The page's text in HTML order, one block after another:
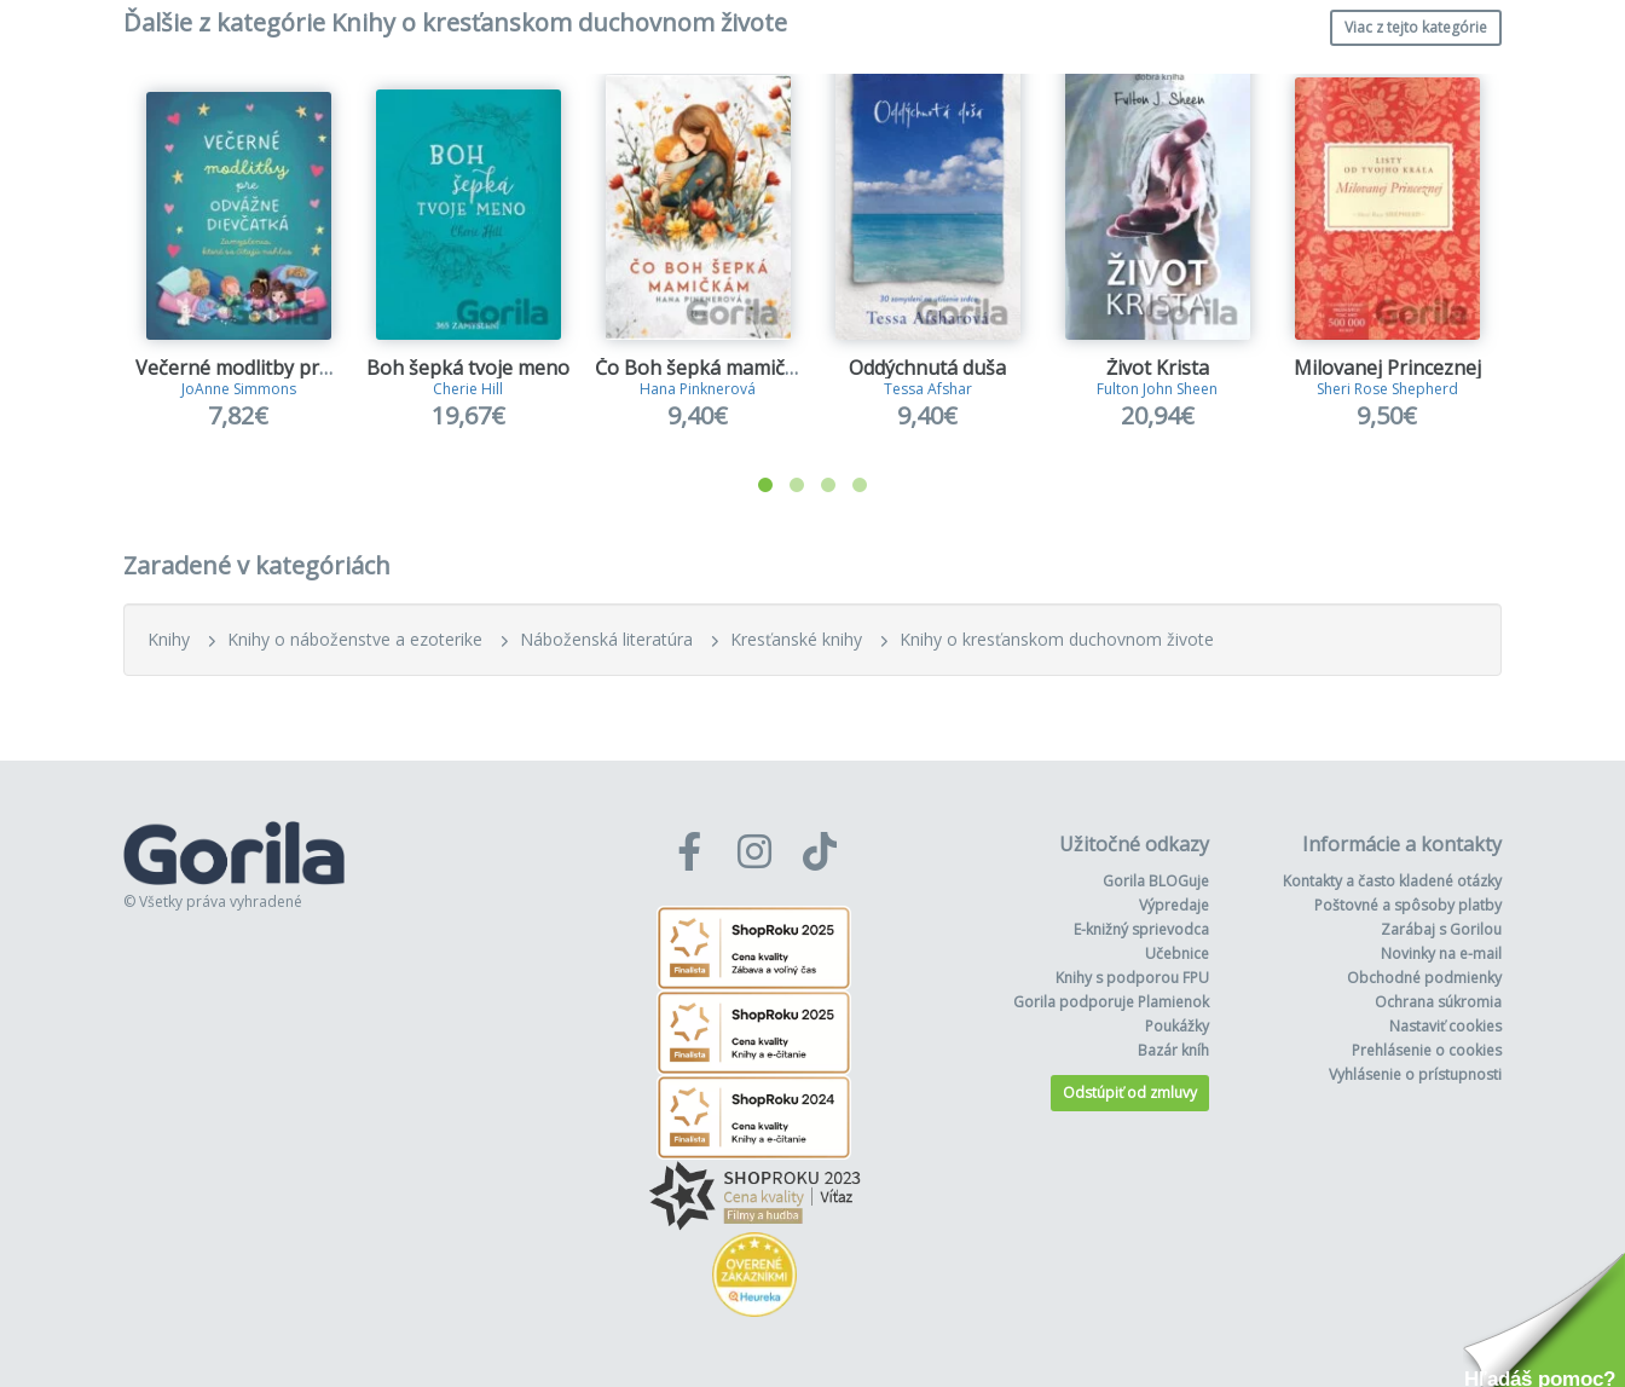
Ďalšie z kategórie Knihy o kresťanskom duchovnom živote Viac z tejto kategórie
Večerné modlitby pre odvážne dievčatká
JoAnne Simmons
7,82€
Boh šepká tvoje meno
Cherie Hill
19,67€
Čo Boh šepká mamičkám
Hana Pinknerová
9,40€
Oddýchnutá duša
Tessa Afshar
9,40€
Život Krista
Fulton John Sheen
20,94€
Milovanej Princeznej
Sheri Rose Shepherd
9,50€
Zaradené v kategóriách
Knihy Knihy o náboženstve a ezoterike Náboženská literatúra Kresťanské knihy Knihy o kresťanskom duchovnom živote
© Všetky práva vyhradené
Užitočné odkazy
Gorila BLOGuje
Výpredaje
E-knižný sprievodca
Učebnice
Knihy s podporou FPU
Gorila podporuje Plamienok
Poukážky
Bazár kníh
Odstúpiť od zmluvy
Informácie a kontakty
Kontakty a často kladené otázky
Poštovné a spôsoby platby
Zarábaj s Gorilou
Novinky na e-mail
Obchodné podmienky
Ochrana súkromia
Nastaviť cookies
Prehlásenie o cookies
Vyhlásenie o prístupnosti
Hľadáš pomoc?